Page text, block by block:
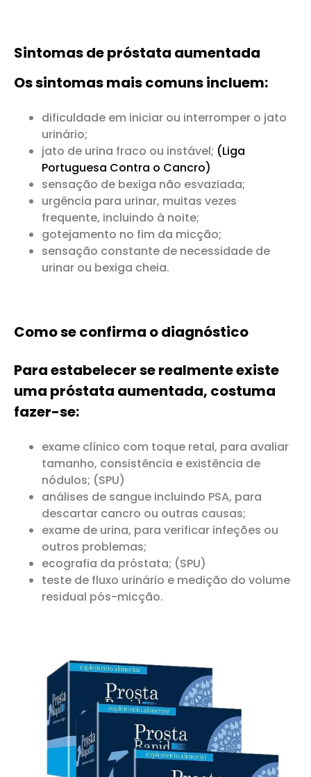
Sintomas de próstata aumentada
Os sintomas mais comuns incluem:
dificuldade em iniciar ou interromper o jato
urinário;
jato de urina fraco ou instável; (Liga
Portuguesa Contra o Cancro)
sensação de bexiga não esvaziada;
urgência para urinar, muitas vezes
frequente, incluindo à noite;
gotejamento no fim da micção;
sensação constante de necessidade de
urinar ou bexiga cheia.
Como se confirma o diagnóstico
Para estabelecer se realmente existe
uma próstata aumentada, costuma
fazer-se:
exame clínico com toque retal, para avaliar
tamanho, consistência e existência de
nódulos; (SPU)
análises de sangue incluindo PSA, para
descartar cancro ou outras causas;
exame de urina, para verificar infeções ou
outros problemas;
ecografia da próstata; (SPU)
teste de fluxo urinário e medição do volume
residual pós-micção.